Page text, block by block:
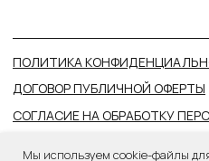
Мы используем cookie-файлы